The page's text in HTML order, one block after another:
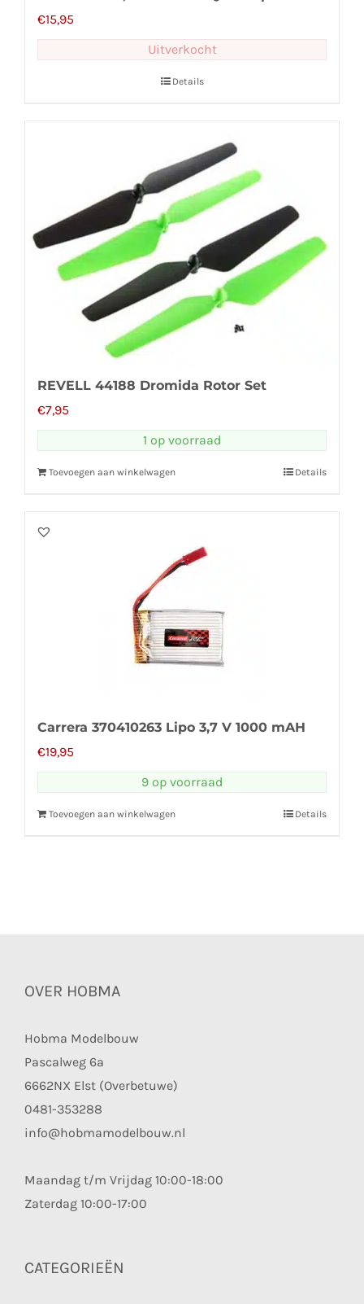
€15,95
Uitverkocht
Details
REVELL 44188 Dromida Rotor Set
€7,95
1 op voorraad
Toevoegen aan winkelwagen Details
Carrera 370410263 Lipo 3,7 V 1000 mAH
€19,95
9 op voorraad
Toevoegen aan winkelwagen Details
OVER HOBMA
Hobma Modelbouw
Pascalweg 6a
6662NX Elst (Overbetuwe)
0481-353288
info@hobmamodelbouw.nl
Maandag t/m Vrijdag 10:00-18:00
Zaterdag 10:00-17:00
CATEGORIEËN